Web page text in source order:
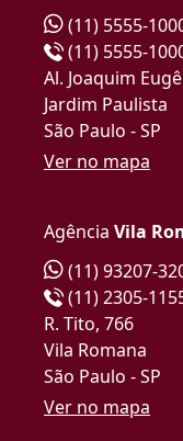
(11) 5555-
(11) 5555-
Al. Joaquim
Jardim Paulista
São Paulo - SP
Ver no mapa
Agência Vila
(11) 93207-
(11) 2305-
R. Tito, 766
Vila Romana
São Paulo - SP
Ver no mapa